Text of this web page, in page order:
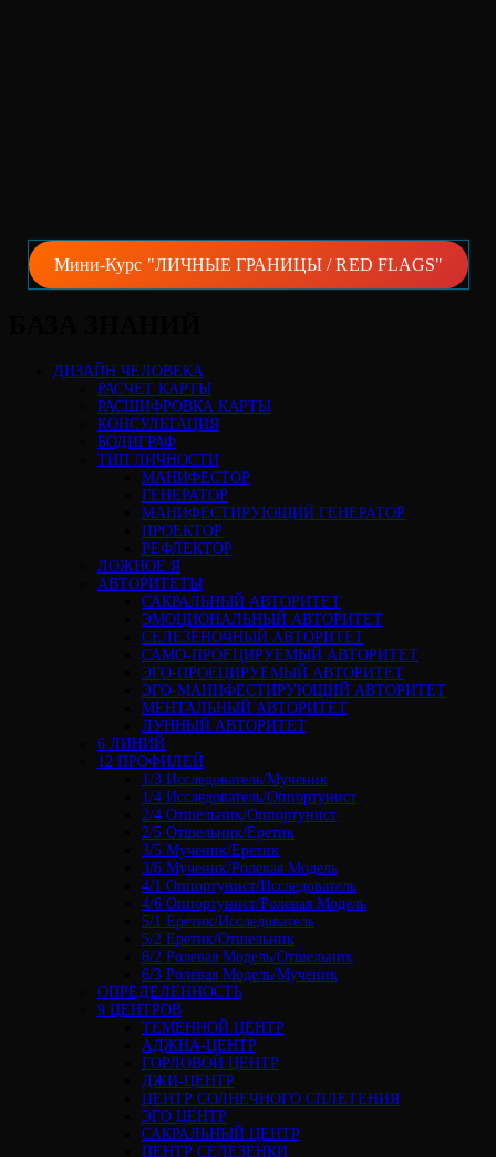
Мини-Курс "ЛИЧНЫЕ ГРАНИЦЫ / RED FLAGS"
ДИЗАЙН ЧЕЛОВЕКА
РАСЧЕТ КАРТЫ
РАСШИФРОВКА КАРТЫ
КОНСУЛЬТАЦИЯ
БОДИГРАФ
ТИП ЛИЧНОСТИ
МАНИФЕСТОР
ГЕНЕРАТОР
МАНИФЕСТИРУЮЩИЙ ГЕНЕРАТОР
ПРОЕКТОР
РЕФЛЕКТОР
ЛОЖНОЕ Я
АВТОРИТЕТЫ
САКРАЛЬНЫЙ АВТОРИТЕТ
ЭМОЦИОНАЛЬНЫЙ АВТОРИТЕТ
СЕЛЕЗЁНОЧНЫЙ АВТОРИТЕТ
САМО-ПРОЕЦИРУЕМЫЙ АВТОРИТЕТ
ЭГО-ПРОЕЦИРУЕМЫЙ АВТОРИТЕТ
ЭГО-МАНИФЕСТИРУЮЩИЙ АВТОРИТЕТ
МЕНТАЛЬНЫЙ АВТОРИТЕТ
ЛУННЫЙ АВТОРИТЕТ
6 ЛИНИЙ
12 ПРОФИЛЕЙ
1/3 Исследователь/Мученик
1/4 Исследователь/Оппортунист
2/4 Отшельник/Оппортунист
2/5 Отшельник/Еретик
3/5 Мученик/Еретик
3/6 Мученик/Ролевая Модель
4/1 Оппортунист/Исследователь
4/6 Оппортунист/Ролевая Модель
5/1 Еретик/Исследователь
5/2 Еретик/Отшельник
6/2 Ролевая Модель/Отшельник
6/3 Ролевая Модель/Мученик
ОПРЕДЕЛЕННОСТЬ
9 ЦЕНТРОВ
ТЕМЕННОЙ ЦЕНТР
АДЖНА-ЦЕНТР
ГОРЛОВОЙ ЦЕНТР
ДЖИ-ЦЕНТР
ЦЕНТР СОЛНЕЧНОГО СПЛЕТЕНИЯ
ЭГО ЦЕНТР
САКРАЛЬНЫЙ ЦЕНТР
ЦЕНТР СЕЛЕЗЕНКИ